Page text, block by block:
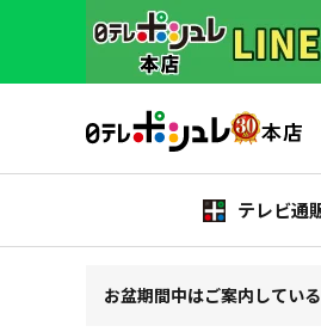
テレビ通
お盆期間中はご案内してい